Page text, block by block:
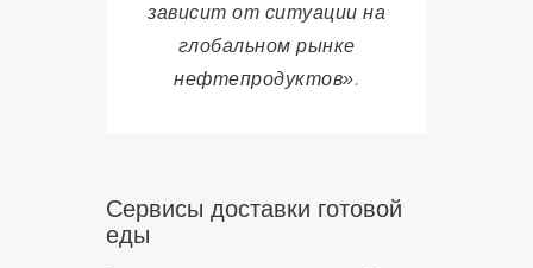
зависит от ситуации на
глобальном рынке
нефтепродуктов».
Сервисы доставки готовой
еды